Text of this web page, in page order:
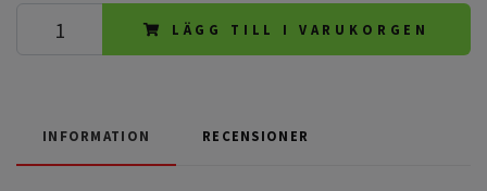
LÄGG TILL I VARUKORGEN
INFORMATION RECENSIONER